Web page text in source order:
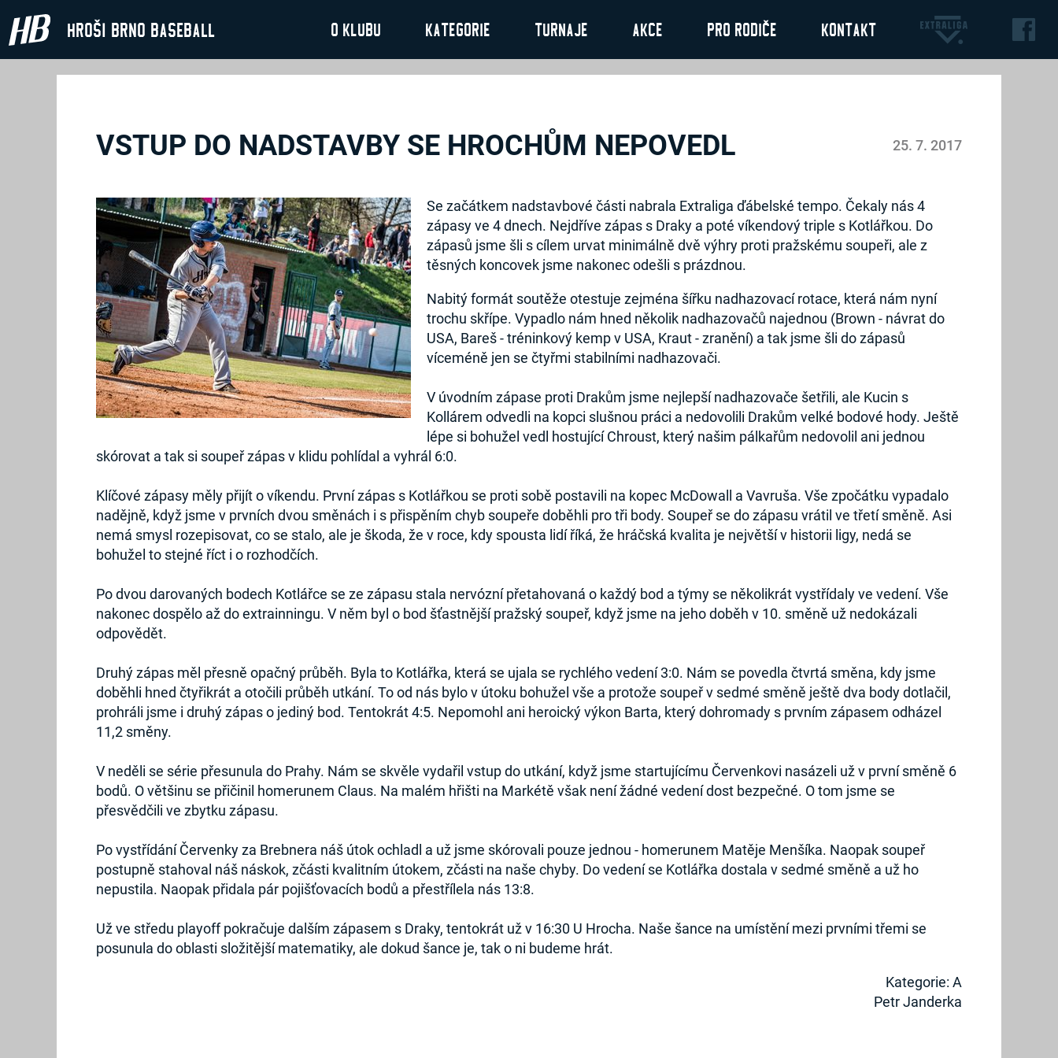
Hroši Brno Baseball O klubu Kategorie Turnaje Akce Pro rodiče Kontakt
25. 7. 2017
VSTUP DO NADSTAVBY SE HROCHŮM NEPOVEDL
Se začátkem nadstavbové části nabrala Extraliga ďábelské tempo. Čekaly nás 4
zápasy ve 4 dnech. Nejdříve zápas s Draky a poté víkendový triple s Kotlářkou. Do
zápasů jsme šli s cílem urvat minimálně dvě výhry proti pražskému soupeři, ale z
těsných koncovek jsme nakonec odešli s prázdnou.
Nabitý formát soutěže otestuje zejména šířku nadhazovací rotace, která nám nyní
trochu skřípe. Vypadlo nám hned několik nadhazovačů najednou (Brown - návrat do
USA, Bareš - tréninkový kemp v USA, Kraut - zranění) a tak jsme šli do zápasů
víceméně jen se čtyřmi stabilními nadhazovači.
V úvodním zápase proti Drakům jsme nejlepší nadhazovače šetřili, ale Kucin s
Kollárem odvedli na kopci slušnou práci a nedovolili Drakům velké bodové hody. Ještě
lépe si bohužel vedl hostující Chroust, který našim pálkařům nedovolil ani jednou
skórovat a tak si soupeř zápas v klidu pohlídal a vyhrál 6:0.
Klíčové zápasy měly přijít o víkendu. První zápas s Kotlářkou se proti sobě postavili na kopec McDowall a Vavruša. Vše zpočátku vypadalo
nadějně, když jsme v prvních dvou směnách i s přispěním chyb soupeře doběhli pro tři body. Soupeř se do zápasu vrátil ve třetí směně. Asi
nemá smysl rozepisovat, co se stalo, ale je škoda, že v roce, kdy spousta lidí říká, že hráčská kvalita je největší v historii ligy, nedá se
bohužel to stejné říct i o rozhodčích.
Po dvou darovaných bodech Kotlářce se ze zápasu stala nervózní přetahovaná o každý bod a týmy se několikrát vystřídaly ve vedení. Vše
nakonec dospělo až do extrainningu. V něm byl o bod šťastnější pražský soupeř, když jsme na jeho doběh v 10. směně už nedokázali
odpovědět.
Druhý zápas měl přesně opačný průběh. Byla to Kotlářka, která se ujala se rychlého vedení 3:0. Nám se povedla čtvrtá směna, kdy jsme
doběhli hned čtyřikrát a otočili průběh utkání. To od nás bylo v útoku bohužel vše a protože soupeř v sedmé směně ještě dva body dotlačil,
prohráli jsme i druhý zápas o jediný bod. Tentokrát 4:5. Nepomohl ani heroický výkon Barta, který dohromady s prvním zápasem odházel
11,2 směny.
V neděli se série přesunula do Prahy. Nám se skvěle vydařil vstup do utkání, když jsme startujícímu Červenkovi nasázeli už v první směně 6
bodů. O většinu se přičinil homerunem Claus. Na malém hřišti na Markétě však není žádné vedení dost bezpečné. O tom jsme se
přesvědčili ve zbytku zápasu.
Po vystřídání Červenky za Brebnera náš útok ochladl a už jsme skórovali pouze jednou - homerunem Matěje Menšíka. Naopak soupeř
postupně stahoval náš náskok, zčásti kvalitním útokem, zčásti na naše chyby. Do vedení se Kotlářka dostala v sedmé směně a už ho
nepustila. Naopak přidala pár pojišťovacích bodů a přestřílela nás 13:8.
Už ve středu playoff pokračuje dalším zápasem s Draky, tentokrát už v 16:30 U Hrocha. Naše šance na umístění mezi prvními třemi se
posunula do oblasti složitější matematiky, ale dokud šance je, tak o ni budeme hrát.
Kategorie: A
Petr Janderka